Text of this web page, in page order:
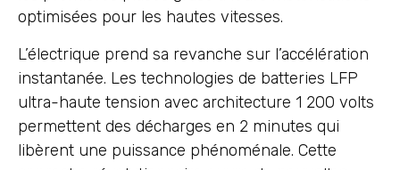
optimisées pour les hautes vitesses.
L’électrique prend sa revanche sur l’accélération
instantanée. Les technologies de batteries LFP
ultra-haute tension avec architecture 1 200 volts
permettent des décharges en 2 minutes qui
libèrent une puissance phénoménale. Cette